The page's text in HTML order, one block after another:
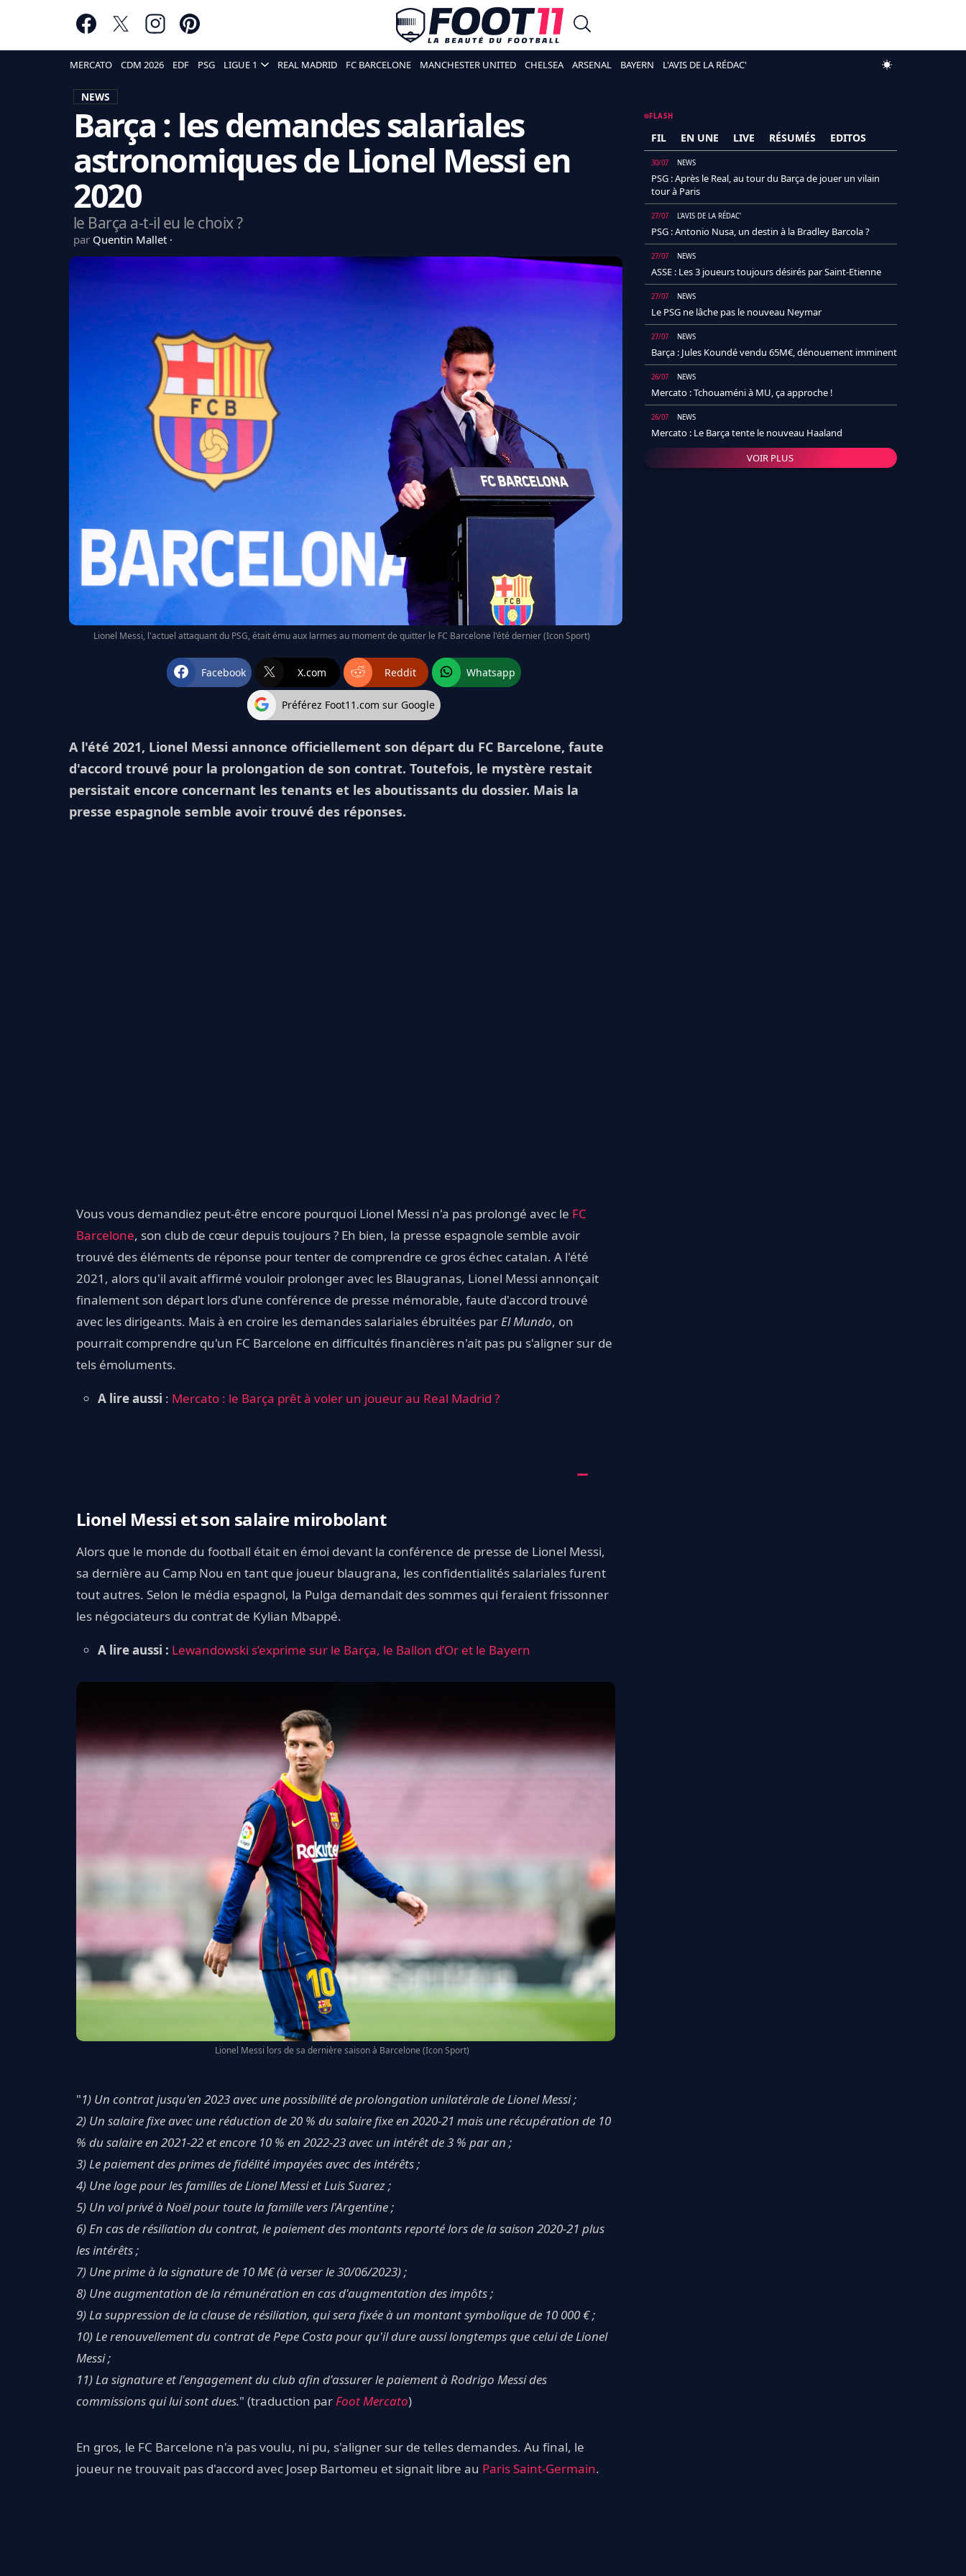
MERCATO CDM 2026 EDF PSG LIGUE 1 REAL MADRID FC BARCELONE MANCHESTER UNITED CHELSEA ARSENAL BAYERN L'AVIS DE LA RÉDAC'
NEWS
Barça : les demandes salariales
astronomiques de Lionel Messi en
2020
le Barça a-t-il eu le choix ?
par Quentin Mallet
Lionel Messi, l'actuel attaquant du PSG, était ému aux larmes au moment de quitter le FC Barcelone l'été dernier (Icon Sport)
Facebook X.com Reddit Whatsapp
Préférez Foot11.com sur Google
A l'été 2021, Lionel Messi annonce officiellement son départ du FC Barcelone, faute
d'accord trouvé pour la prolongation de son contrat. Toutefois, le mystère restait
persistait encore concernant les tenants et les aboutissants du dossier. Mais la
presse espagnole semble avoir trouvé des réponses.
Vous vous demandiez peut-être encore pourquoi Lionel Messi n'a pas prolongé avec le FC
Barcelone, son club de cœur depuis toujours ? Eh bien, la presse espagnole semble avoir
trouvé des éléments de réponse pour tenter de comprendre ce gros échec catalan. A l'été
2021, alors qu'il avait affirmé vouloir prolonger avec les Blaugranas, Lionel Messi annonçait
finalement son départ lors d'une conférence de presse mémorable, faute d'accord trouvé
avec les dirigeants. Mais à en croire les demandes salariales ébruitées parEl Mundo, on
pourrait comprendre qu'un FC Barcelone en difficultés financières n'ait pas pu s'aligner sur de
tels émoluments.
A lire aussi : Mercato : le Barça prêt à voler un joueur au Real Madrid ?
Lionel Messi et son salaire mirobolant
Alors que le monde du football était en émoi devant la conférence de presse de Lionel Messi,
sa dernière au Camp Nou en tant que joueur blaugrana, les confidentialités salariales furent
tout autres. Selon le média espagnol, la Pulga demandait des sommes qui feraient frissonner
les négociateurs du contrat de Kylian Mbappé.
A lire aussi : Lewandowski s’exprime sur le Barça, le Ballon d’Or et le Bayern
Lionel Messi lors de sa dernière saison à Barcelone (Icon Sport)
"1) Un contrat jusqu'en 2023 avec une possibilité de prolongation unilatérale de Lionel Messi ;
2) Un salaire fixe avec une réduction de 20 % du salaire fixe en 2020-21 mais une récupération de 10
% du salaire en 2021-22 et encore 10 % en 2022-23 avec un intérêt de 3 % par an ;
3) Le paiement des primes de fidélité impayées avec des intérêts ;
4) Une loge pour les familles de Lionel Messi et Luis Suarez ;
5) Un vol privé à Noël pour toute la famille vers l'Argentine ;
6) En cas de résiliation du contrat, le paiement des montants reporté lors de la saison 2020-21 plus
les intérêts ;
7) Une prime à la signature de 10 M€ (à verser le 30/06/2023) ;
8) Une augmentation de la rémunération en cas d'augmentation des impôts ;
9) La suppression de la clause de résiliation, qui sera fixée à un montant symbolique de 10 000 € ;
10) Le renouvellement du contrat de Pepe Costa pour qu'il dure aussi longtemps que celui de Lionel
Messi ;
11) La signature et l'engagement du club afin d'assurer le paiement à Rodrigo Messi des
commissions qui lui sont dues." (traduction parFoot Mercato)
En gros, le FC Barcelone n'a pas voulu, ni pu, s'aligner sur de telles demandes. Au final, le
joueur ne trouvait pas d'accord avec Josep Bartomeu et signait libre au Paris Saint-Germain.
FLASH
FIL EN UNE LIVE RÉSUMÉS EDITOS
30/07 NEWS
PSG : Après le Real, au tour du Barça de jouer un vilain
tour à Paris
27/07 L'AVIS DE LA RÉDAC'
PSG : Antonio Nusa, un destin à la Bradley Barcola ?
27/07 NEWS
ASSE : Les 3 joueurs toujours désirés par Saint-Etienne
27/07 NEWS
Le PSG ne lâche pas le nouveau Neymar
27/07 NEWS
Barça : Jules Koundé vendu 65M€, dénouement imminent
26/07 NEWS
Mercato : Tchouaméni à MU, ça approche !
26/07 NEWS
Mercato : Le Barça tente le nouveau Haaland
VOIR PLUS